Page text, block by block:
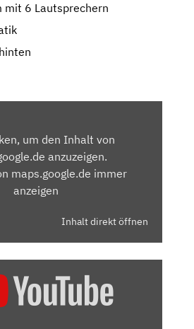
mit 6 Lautsprechern
um den Inhalt von
anzuzeigen.
maps.google.de immer
anzeigen
Inhalt direkt öffnen